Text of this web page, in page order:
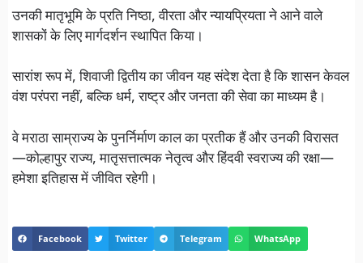
उनकी मातृभूमि के प्रति निष्ठा, वीरता और न्यायप्रियता ने आने वाले
शासकों के लिए मार्गदर्शन स्थापित किया।
सारांश रूप में, शिवाजी द्वितीय का जीवन यह संदेश देता है कि शासन केवल
वंश परंपरा नहीं, बल्कि धर्म, राष्ट्र और जनता की सेवा का माध्यम है।
वे मराठा साम्राज्य के पुनर्निर्माण काल का प्रतीक हैं और उनकी विरासत
—कोल्हापुर राज्य, मातृसत्तात्मक नेतृत्व और हिंदवी स्वराज्य की रक्षा—
हमेशा इतिहास में जीवित रहेगी।
Facebook Twitter Telegram WhatsApp